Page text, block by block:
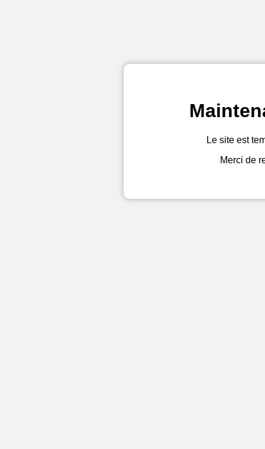
Le site est
Merci de